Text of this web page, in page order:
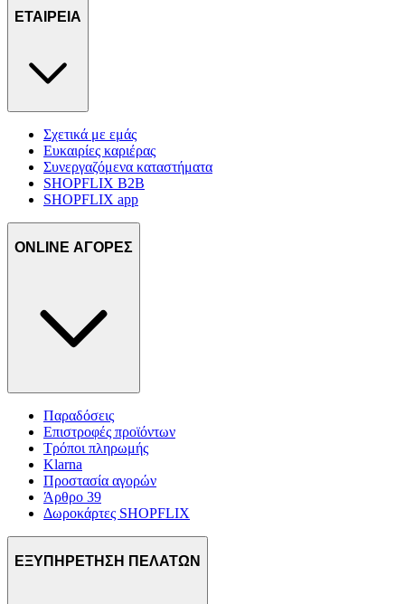
ΕΤΑΙΡΕΙΑ
Σχετικά με εμάς
Ευκαιρίες καριέρας
Συνεργαζόμενα καταστήματα
SHOPFLIX B2B
SHOPFLIX app
ONLINE ΑΓΟΡΕΣ
Παραδόσεις
Επιστροφές προϊόντων
Τρόποι πληρωμής
Klarna
Προστασία αγορών
Άρθρο 39
Δωροκάρτες SHOPFLIX
ΕΞΥΠΗΡΕΤΗΣΗ ΠΕΛΑΤΩΝ